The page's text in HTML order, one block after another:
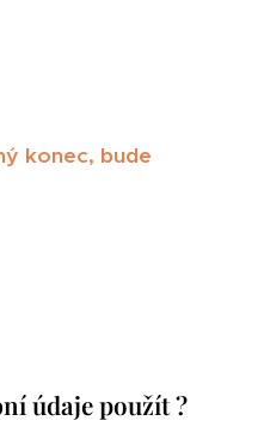
konec, bude
údaje použít ?